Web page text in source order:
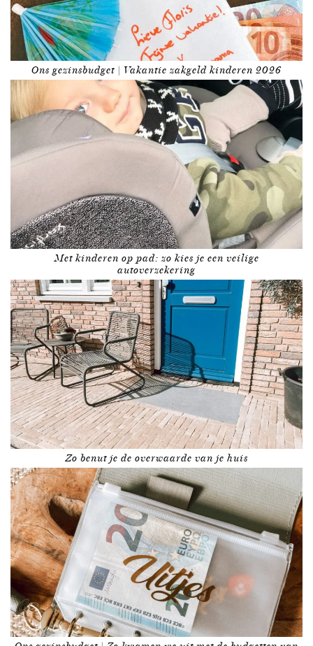
Ons gezinsbudget | Vakantie zakgeld kinderen 2026
Met kinderen op pad: zo kies je een veilige
autoverzekering
Zo benut je de overwaarde van je huis